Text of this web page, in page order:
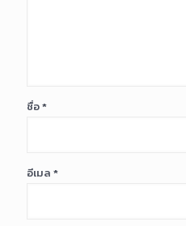
ชื่อ*
อีเมล *